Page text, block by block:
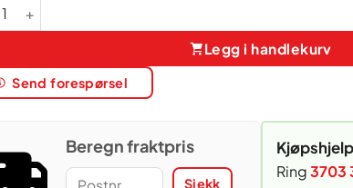
Legg i handlekurv
Send forespørsel
Beregn fraktpris
Sjekk
Ring3703